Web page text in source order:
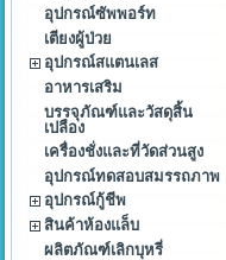
อุปกรณ์ซัพพอร์ท
เตียงผู้ป่วย
อุปกรณ์สแตนเลส
อาหารเสริม
บรรจุภัณฑ์และวัสดุสิ้น
เปลือง
เครื่องชั่งและที่วัดส่วนสูง
อุปกรณ์ทดสอบสมรรถภาพ
อุปกรณ์กู้ชีพ
สินค้าห้องแล็บ
ผลิตภัณฑ์เลิกบุหรี่